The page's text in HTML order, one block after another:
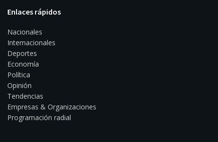
Enlaces rápidos
Nacionales
Internacionales
Deportes
Economía
Política
Opinión
Tendencias
Empresas & Organizaciones
Programación radial